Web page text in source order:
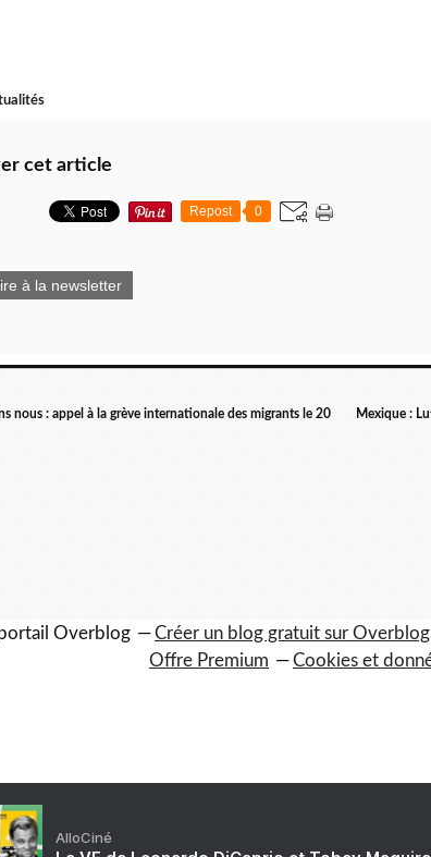
cet article
Repost 0
à la newsletter
nous : appel à la grève internationale des migrants le 20 Mexique :
Overblog Créer un blog gratuit sur Overblog
Offre Premium
Cookies et
AlloCiné